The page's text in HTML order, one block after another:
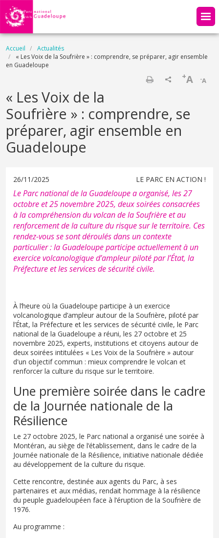
Aller au contenu principal
Fil d'Ariane
Accueil
Actualités
« Les Voix de la Soufrière » : comprendre, se préparer, agir ensemble
en Guadeloupe
-A
+A
« Les Voix de la
Soufrière » : comprendre, se
préparer, agir ensemble en
Guadeloupe
26/11/2025 LE PARC EN ACTION !
Le Parc national de la Guadeloupe a organisé, les 27
octobre et 25 novembre 2025, deux soirées consacrées
à la compréhension du volcan de la Soufrière et au
renforcement de la culture du risque sur le territoire. Ces
rendez-vous se sont déroulés dans un contexte
particulier : la Guadeloupe participe actuellement à un
exercice volcanologique d’ampleur piloté par l’État, la
Préfecture et les services de sécurité civile.
À l’heure où la Guadeloupe participe à un exercice
volcanologique d’ampleur autour de la Soufrière, piloté par
l’État, la Préfecture et les services de sécurité civile, le Parc
national de la Guadeloupe a réuni, les 27 octobre et 25
novembre 2025, experts, institutions et citoyens autour de
deux soirées intitulées « Les Voix de la Soufrière » autour
d'un objectif commun : mieux comprendre le volcan et
renforcer la culture du risque sur le territoire.
Une première soirée dans le cadre
de la Journée nationale de la
Résilience
Le 27 octobre 2025, le Parc national a organisé une soirée à
Montéran, au siège de l’établissement, dans le cadre de la
Journée nationale de la Résilience, initiative nationale dédiée
au développement de la culture du risque.
Cette rencontre, destinée aux agents du Parc, à ses
partenaires et aux médias, rendait hommage à la résilience
du peuple guadeloupéen face à l’éruption de la Soufrière de
1976.
Au programme :